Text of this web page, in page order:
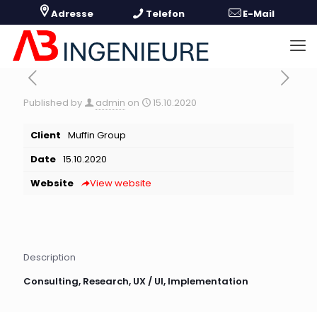
Published by admin on 15.10.2020
Client Muffin Group
Date 15.10.2020
Website
View website
Description
Consulting, Research, UX / UI, Implementation